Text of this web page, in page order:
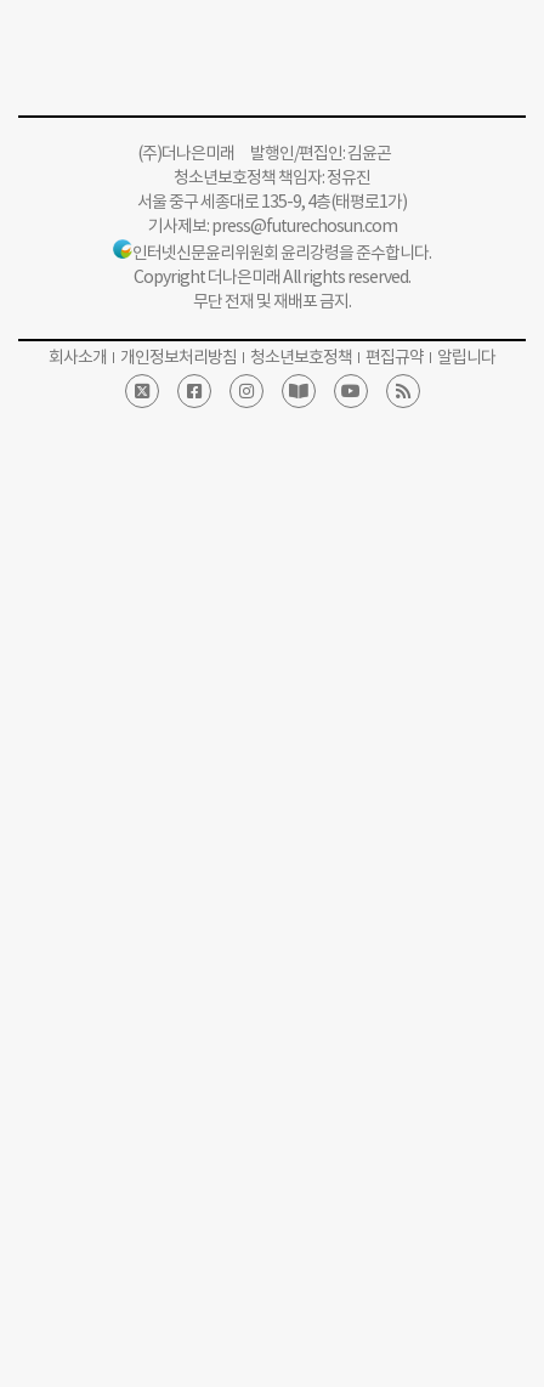
(주)더나은미래 발행인/편집인: 김윤곤
청소년보호정책 책임자: 정유진
서울 중구 세종대로 135-9, 4층(태평로1가)
기사제보:press@futurechosun.com
인터넷신문윤리위원회 윤리강령을 준수합니다.
Copyright 더나은미래 All rights reserved.
무단 전재 및 재배포 금지.
회사소개 개인정보처리방침 청소년보호정책 편집규약 알립니다